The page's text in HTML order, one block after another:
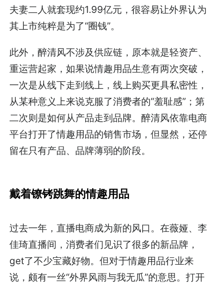
夫妻二人就套现约1.99亿元，很容易让外界认为
其上市纯粹是为了“圈钱”。
此外，醉清风不涉及供应链，原本就是轻资产、
重运营起家，如果说情趣用品生意有两次突破，
一次是从线下走到线上，线上购买更具私密性，
从某种意义上来说克服了消费者的“羞耻感”；第
二次则是如何从产品走到品牌。醉清风依靠电商
平台打开了情趣用品的销售市场，但显然，还停
留在只有产品、品牌薄弱的阶段。
戴着镣铐跳舞的情趣用品
过去一年，直播电商成为新的风口。在薇娅、李
佳琦直播间，消费者们见识了很多的新品牌，
get了不少宝藏好物。但对于情趣用品行业来
说，颇有一丝“外界风雨与我无瓜”的意思。打开